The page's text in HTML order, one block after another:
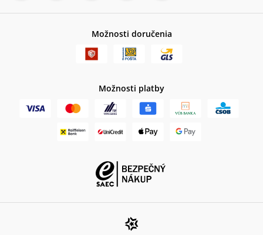
Možnosti doručenia
Možnosti platby